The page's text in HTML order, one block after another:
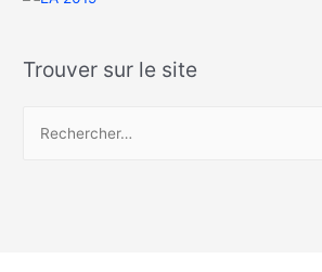
Trouver sur le site